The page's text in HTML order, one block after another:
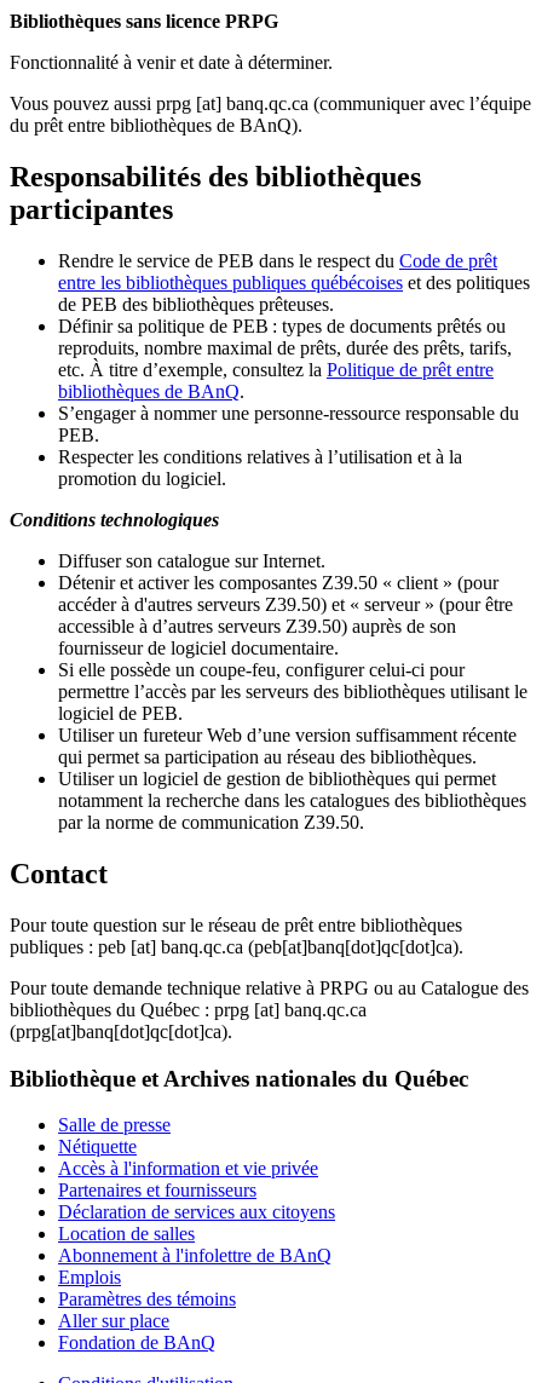
Bibliothèques sans licence PRPG
Fonctionnalité à venir et date à déterminer.
Vous pouvez aussi prpg [at] banq.qc.ca (communiquer avec l’équipe
du prêt entre bibliothèques de BAnQ).
Responsabilités des bibliothèques
participantes
Rendre le service de PEB dans le respect du Code de prêt
entre les bibliothèques publiques québécoises et des politiques
de PEB des bibliothèques prêteuses.
Définir sa politique de PEB : types de documents prêtés ou
reproduits, nombre maximal de prêts, durée des prêts, tarifs,
etc. À titre d’exemple, consultez la Politique de prêt entre
bibliothèques de BAnQ.
S’engager à nommer une personne-ressource responsable du
PEB.
Respecter les conditions relatives à l’utilisation et à la
promotion du logiciel.
Conditions technologiques
Diffuser son catalogue sur Internet.
Détenir et activer les composantes Z39.50 « client » (pour
accéder à d'autres serveurs Z39.50) et « serveur » (pour être
accessible à d’autres serveurs Z39.50) auprès de son
fournisseur de logiciel documentaire.
Si elle possède un coupe-feu, configurer celui-ci pour
permettre l’accès par les serveurs des bibliothèques utilisant le
logiciel de PEB.
Utiliser un fureteur Web d’une version suffisamment récente
qui permet sa participation au réseau des bibliothèques.
Utiliser un logiciel de gestion de bibliothèques qui permet
notamment la recherche dans les catalogues des bibliothèques
par la norme de communication Z39.50.
Contact
Pour toute question sur le réseau de prêt entre bibliothèques
publiques : peb [at] banq.qc.ca (peb[at]banq[dot]qc[dot]ca).
Pour toute demande technique relative à PRPG ou au Catalogue des
bibliothèques du Québec : prpg [at] banq.qc.ca
(prpg[at]banq[dot]qc[dot]ca).
Bibliothèque et Archives nationales du Québec
Salle de presse
Nétiquette
Accès à l'information et vie privée
Partenaires et fournisseurs
Déclaration de services aux citoyens
Location de salles
Abonnement à l'infolettre de BAnQ
Emplois
Paramètres des témoins
Aller sur place
Fondation de BAnQ